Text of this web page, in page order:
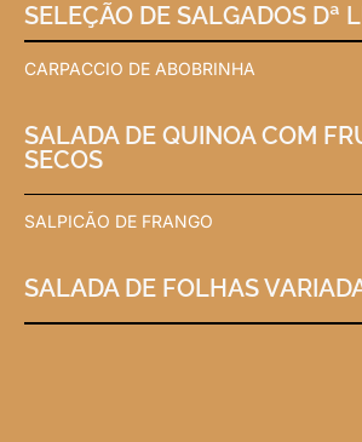
SELEÇÃO DE SALGADOS Dª
CARPACCIO DE ABOBRINHA
SALADA DE QUINOA COM
SECOS
SALPICÃO DE FRANGO
SALADA DE FOLHAS